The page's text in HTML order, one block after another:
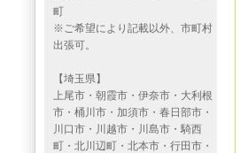
町
※ご希望により記載以外、市町村
出張可。
【埼玉県】
上尾市・朝霞市・伊奈市・大利根
市・桶川市・加須市・春日部市・
川口市・川越市・川島市・騎西
町・北川辺町・北本市・行田市・